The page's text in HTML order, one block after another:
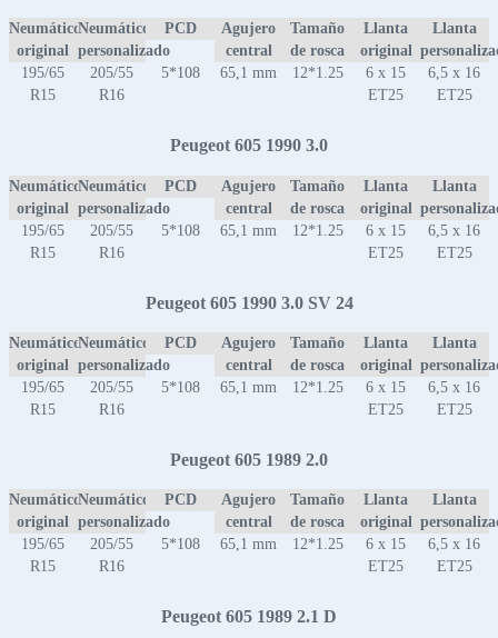
Neumático
original
Neumático
personalizado
PCD
Agujero
central
Tamaño
de rosca
Llanta
original
Llanta
195/65
R15
205/55
R16
5*108 65,1 mm 12*1.25
6 x 15
ET25
6,5 x 16
ET25
Peugeot 605 1990 3.0
Neumático
original
Neumático
personalizado
PCD
Agujero
central
Tamaño
de rosca
Llanta
original
Llanta
195/65
R15
205/55
R16
5*108 65,1 mm 12*1.25
6 x 15
ET25
6,5 x 16
ET25
Peugeot 605 1990 3.0 SV 24
Neumático
original
Neumático
personalizado
PCD
Agujero
central
Tamaño
de rosca
Llanta
original
Llanta
195/65
R15
205/55
R16
5*108 65,1 mm 12*1.25
6 x 15
ET25
6,5 x 16
ET25
Peugeot 605 1989 2.0
Neumático
original
Neumático
personalizado
PCD
Agujero
central
Tamaño
de rosca
Llanta
original
Llanta
195/65
R15
205/55
R16
5*108 65,1 mm 12*1.25
6 x 15
ET25
6,5 x 16
ET25
Peugeot 605 1989 2.1 D